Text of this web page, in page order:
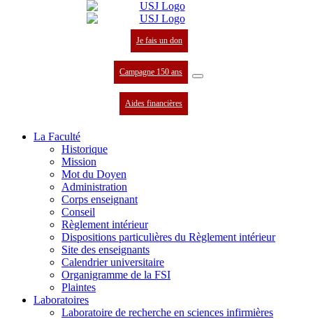
Je fais un don
Campagne 150 ans
Aides financières
La Faculté
Historique
Mission
Mot du Doyen
Administration
Corps enseignant
Conseil
Règlement intérieur
Dispositions particulières du Règlement intérieur
Site des enseignants
Calendrier universitaire
Organigramme de la FSI
Plaintes
Laboratoires
Laboratoire de recherche en sciences infirmières